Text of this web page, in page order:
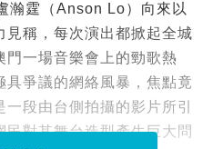
瀚霆（Anson Lo）向來以
見稱，每次演出都掀起全城
門一場音樂會上的勁歌熱
具爭議的網絡風暴，焦點竟
段由台側拍攝的影片所引
民對其舞台造型產生巨大問